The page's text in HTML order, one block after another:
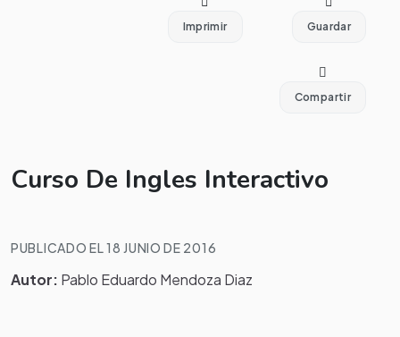
Imprimir Guardar
Compartir
Curso De Ingles Interactivo
PUBLICADO EL 18 JUNIO DE 2016
Autor: Pablo Eduardo Mendoza Diaz